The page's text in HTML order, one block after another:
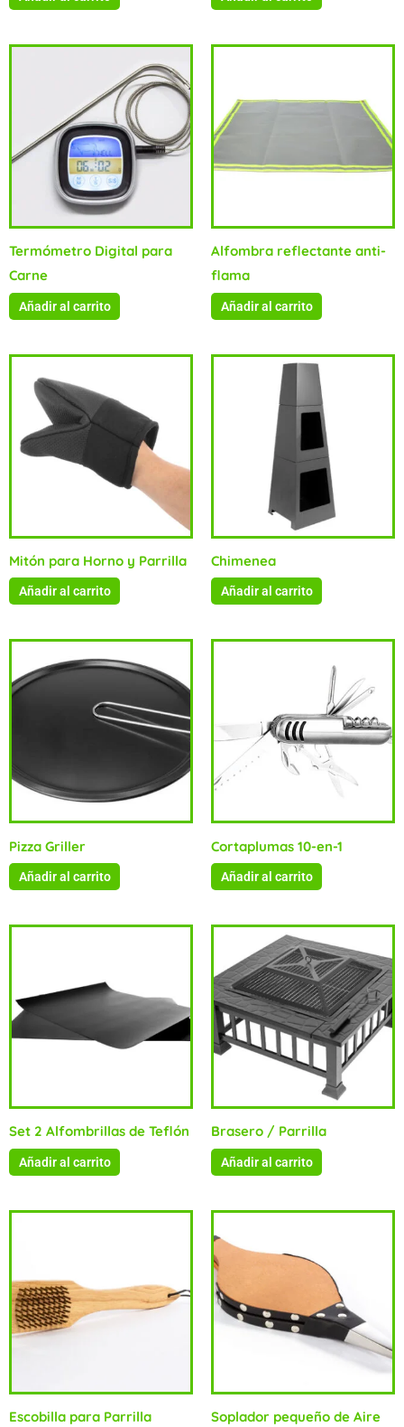
Termómetro Digital para
Carne
Añadir al carrito
Alfombra reflectante anti-
flama
Añadir al carrito
Mitón para Horno y Parrilla
Añadir al carrito
Chimenea
Añadir al carrito
Pizza Griller
Añadir al carrito
Cortaplumas 10-en-1
Añadir al carrito
Set 2 Alfombrillas de Teflón
Añadir al carrito
Brasero / Parrilla
Añadir al carrito
Escobilla para Parrilla Soplador pequeño de Aire